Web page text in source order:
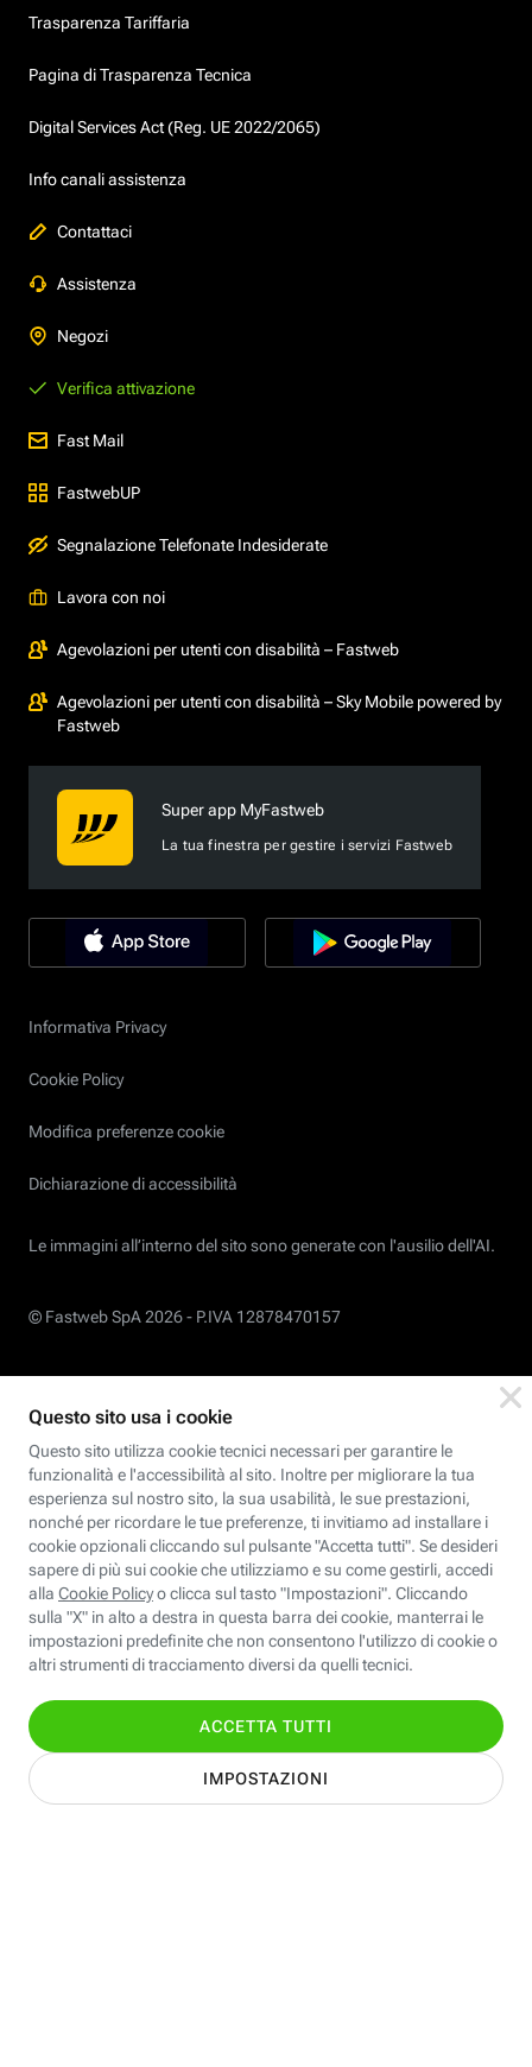
Trasparenza Tariffaria
Pagina di Trasparenza Tecnica
Digital Services Act (Reg. UE 2022/2065)
Info canali assistenza
Contattaci
Assistenza
Negozi
Verifica attivazione
Fast Mail
FastwebUP
Segnalazione Telefonate Indesiderate
Lavora con noi
Agevolazioni per utenti con disabilità – Fastweb
Agevolazioni per utenti con disabilità – Sky Mobile powered by
Fastweb
Super app MyFastweb
La tua finestra per gestire i servizi Fastweb
Informativa Privacy
Cookie Policy
Modifica preferenze cookie
Dichiarazione di accessibilità
Le immagini all’interno del sito sono generate con l'ausilio dell'AI.
© Fastweb SpA 2026 - P.IVA 12878470157